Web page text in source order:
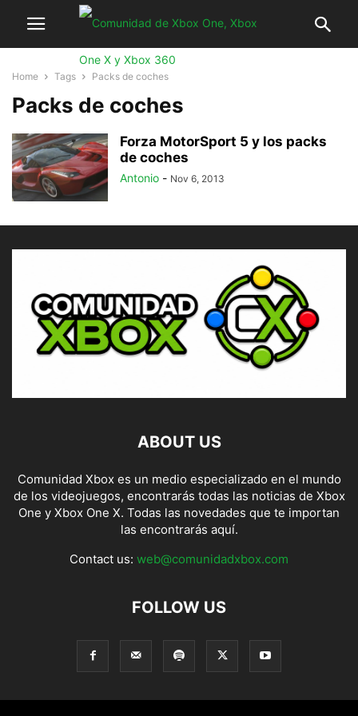
Home Tags Packs de coches
Packs de coches
Forza MotorSport 5 y los packs
de coches
Antonio - Nov 6, 2013
ABOUT US
Comunidad Xbox es un medio especializado en el mundo
de los videojuegos, encontrarás todas las noticias de Xbox
One y Xbox One X. Todas las novedades que te importan
las encontrarás aquí.
Contact us: web@comunidadxbox.com
FOLLOW US